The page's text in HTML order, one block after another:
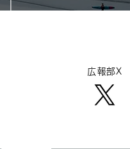
広報​部X